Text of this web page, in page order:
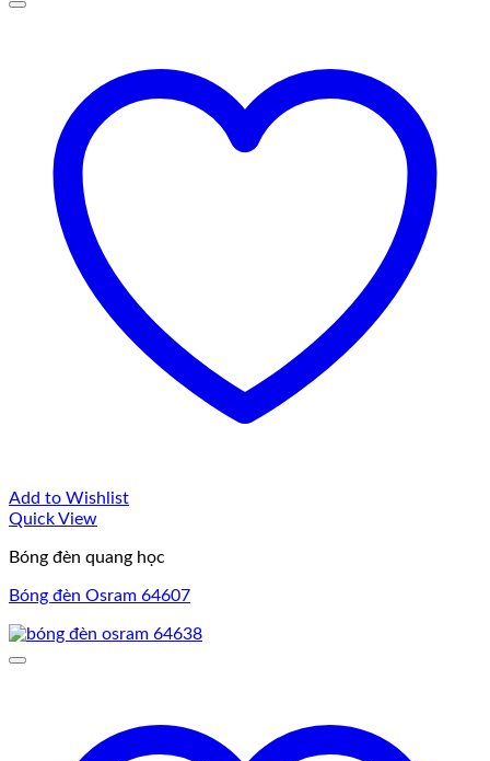
Add to Wishlist
Quick View
Bóng đèn quang học
Bóng đèn Osram 64607